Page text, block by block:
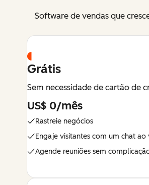
Software de vendas que
Grátis
Sem necessidade de cartão de
US$ 0/mês
Rastreie negócios
Engaje visitantes com um chat ao
Agende reuniões sem